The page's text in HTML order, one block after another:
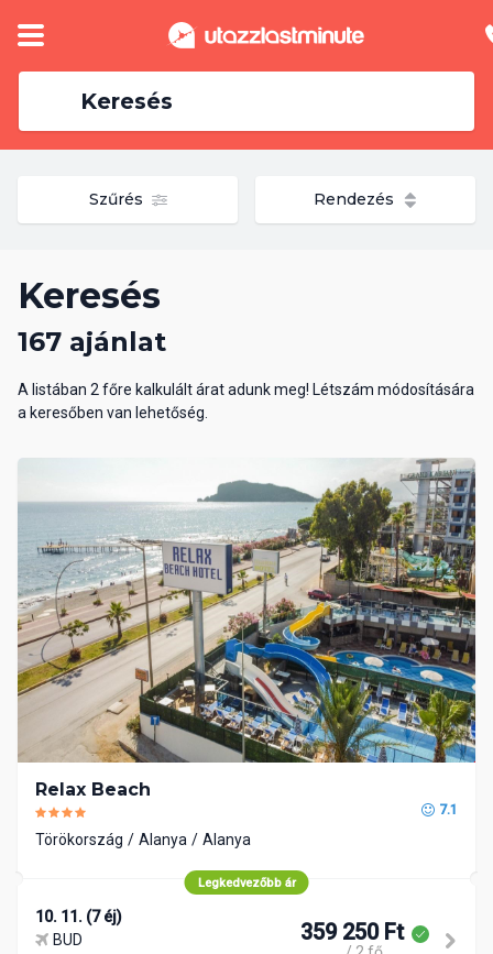
Keresés
Szűrés Rendezés
Keresés
167 ajánlat
A listában 2 főre kalkulált árat adunk meg! Létszám módosítására
a keresőben van lehetőség.
Relax Beach
7.1
Törökország Alanya Alanya
Legkedvezőbb ár
10. 11. (7 éj)
BUD
359 250 Ft